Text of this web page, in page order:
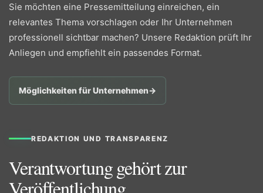
Sie möchten eine Pressemitteilung einreichen, ein
relevantes Thema vorschlagen oder Ihr Unternehmen
professionell sichtbar machen? Unsere Redaktion prüft Ihr
Anliegen und empfiehlt ein passendes Format.
Möglichkeiten für Unternehmen→
REDAKTION UND TRANSPARENZ
Verantwortung gehört zur
Veröffentlichung.